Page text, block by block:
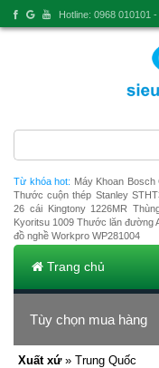
Từ khóa hot: Máy Khoan Bosch
Thước cuộn thép Stanley
26 cái Kingtony 1226MR
Kyoritsu 1009 Thước lăn đường
đồ nghề Workpro WP281004
Trang chủ
Tùy chọn mua hàng
Xuất xứ» Trung Quốc
Hotline: 0968 010101